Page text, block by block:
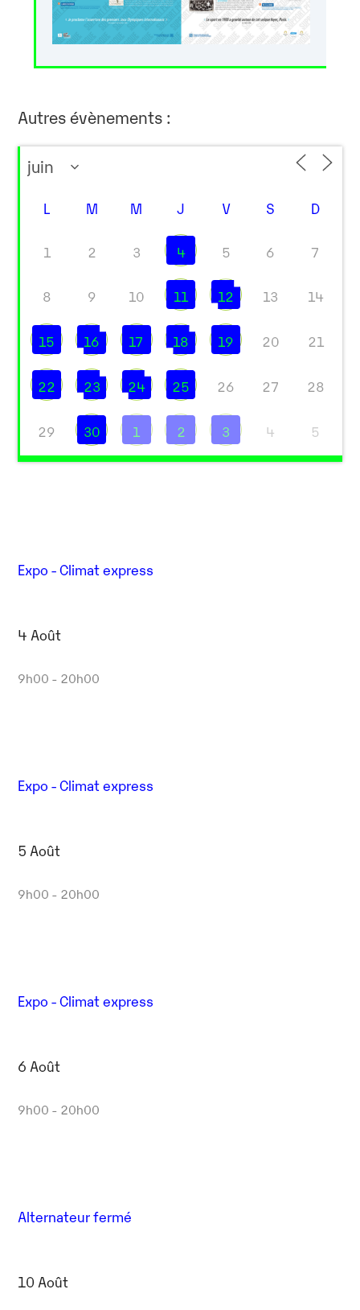
Autres évènements :
L M M J V S D
1 2 3 4 5 6 7
8 9 10 11 12 13 14
15 16 17 18 19 20 21
22 23 24 25 26 27 28
29 30 1 2 3 4 5
Expo - Climat express
4 Août
9h00 - 20h00
Expo - Climat express
5 Août
9h00 - 20h00
Expo - Climat express
6 Août
9h00 - 20h00
Alternateur fermé
10 Août